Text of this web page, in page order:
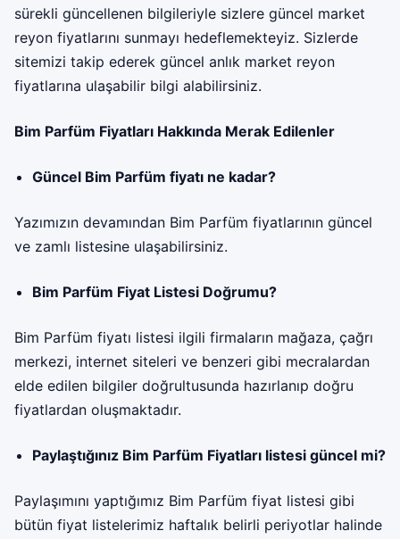
sürekli güncellenen bilgileriyle sizlere güncel market
reyon fiyatlarını sunmayı hedeflemekteyiz. Sizlerde
sitemizi takip ederek güncel anlık market reyon
fiyatlarına ulaşabilir bilgi alabilirsiniz.
Bim Parfüm Fiyatları Hakkında Merak Edilenler
Güncel Bim Parfüm fiyatı ne kadar?
Yazımızın devamından Bim Parfüm fiyatlarının güncel
ve zamlı listesine ulaşabilirsiniz.
Bim Parfüm Fiyat Listesi Doğrumu?
Bim Parfüm fiyatı listesi ilgili firmaların mağaza, çağrı
merkezi, internet siteleri ve benzeri gibi mecralardan
elde edilen bilgiler doğrultusunda hazırlanıp doğru
fiyatlardan oluşmaktadır.
Paylaştığınız Bim Parfüm Fiyatları listesi güncel mi?
Paylaşımını yaptığımız Bim Parfüm fiyat listesi gibi
bütün fiyat listelerimiz haftalık belirli periyotlar halinde